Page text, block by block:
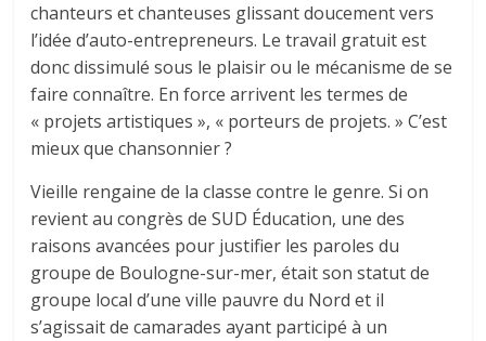
chanteurs et chanteuses glissant doucement vers
l’idée d’auto-entrepreneurs. Le travail gratuit est
donc dissimulé sous le plaisir ou le mécanisme de se
faire connaître. En force arrivent les termes de
« projets artistiques », « porteurs de projets. » C’est
mieux que chansonnier ?
Vieille rengaine de la classe contre le genre. Si on
revient au congrès de SUD Éducation, une des
raisons avancées pour justifier les paroles du
groupe de Boulogne-sur-mer, était son statut de
groupe local d’une ville pauvre du Nord et il
s’agissait de camarades ayant participé à un